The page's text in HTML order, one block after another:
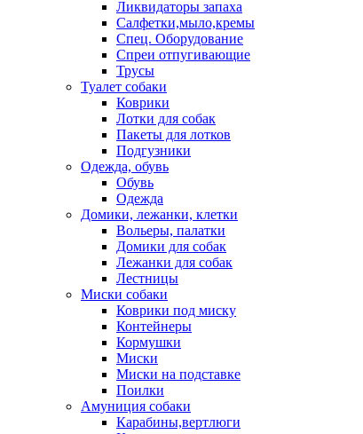
Ликвидаторы запаха
Салфетки,мыло,кремы
Спец. Оборудование
Спреи отпугивающие
Трусы
Туалет собаки
Коврики
Лотки для собак
Пакеты для лотков
Подгузники
Одежда, обувь
Обувь
Одежда
Домики, лежанки, клетки
Вольеры, палатки
Домики для собак
Лежанки для собак
Лестницы
Миски собаки
Коврики под миску
Контейнеры
Кормушки
Миски
Миски на подставке
Поилки
Амуниция собаки
Карабины,вертлюги